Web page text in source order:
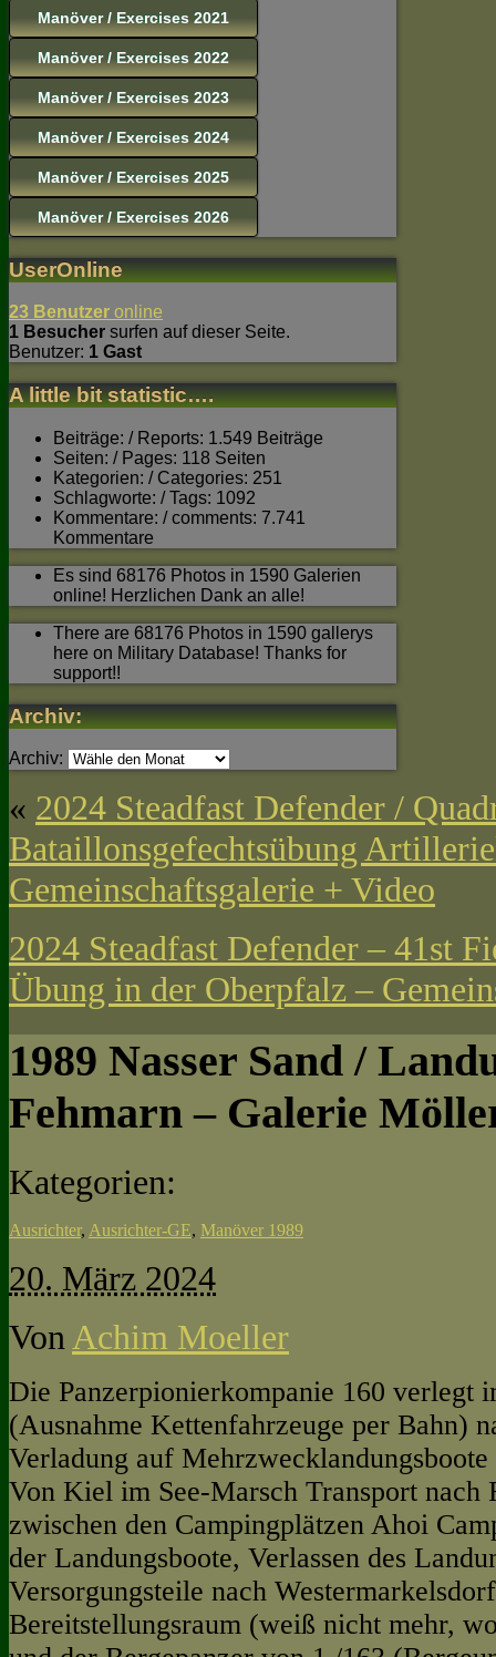
Manöver / Exercises 2021
Manöver / Exercises 2022
Manöver / Exercises 2023
Manöver / Exercises 2024
Manöver / Exercises 2025
Manöver / Exercises 2026
UserOnline
23 Benutzer online
1 Besucher surfen auf dieser Seite.
Benutzer: 1 Gast
A little bit statistic….
Beiträge: / Reports: 1.549 Beiträge
Seiten: / Pages: 118 Seiten
Kategorien: / Categories: 251
Schlagworte: / Tags: 1092
Kommentare: / comments: 7.741
Kommentare
Es sind 68176 Photos in 1590 Galerien
online! Herzlichen Dank an alle!
There are 68176 Photos in 1590 gallerys
here on Military Database! Thanks for
support!!
Archiv:
Archiv:
« 2024 Steadfast Defender /
Bataillonsgefechtsübung
Gemeinschaftsgalerie + Video
2024 Steadfast Defender – 41st
Übung in der Oberpfalz –
1989 Nasser Sand /
Fehmarn – Galerie
Kategorien:
Ausrichter, Ausrichter-GE, Manöver 1989
20. März 2024
Von Achim Moeller
Die Panzerpionierkompanie 160 verlegt
(Ausnahme Kettenfahrzeuge per Bahn)
Verladung auf Mehrzwecklandungsboot
Von Kiel im See-Marsch Transport nach
zwischen den Campingplätzen Ahoi
der Landungsboote, Verlassen des
Versorgungsteile nach
Bereitstellungsraum (weiß nicht mehr,